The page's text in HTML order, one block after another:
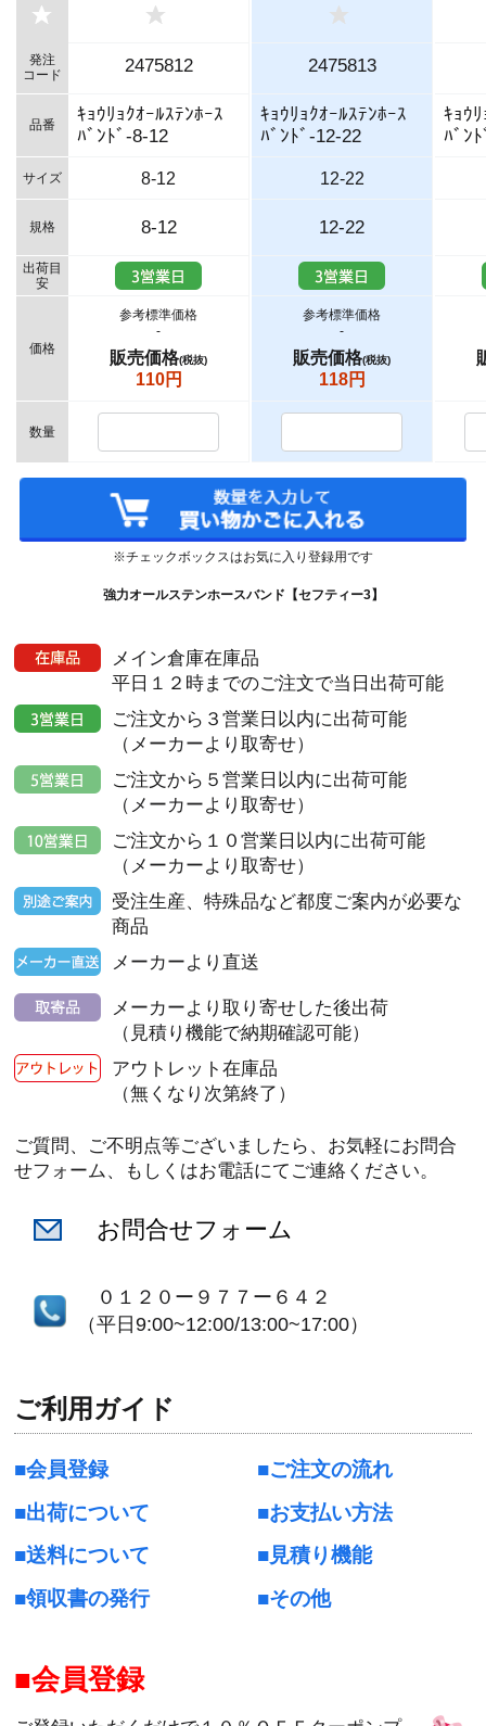
※チェックボックスはお気に入り登録用です
強力オールステンホースバンド【セフティー3】
発注
コード
品番
サイズ
規格
出荷目
安
価格
数量
2475812
ｷｮｳﾘｮｸｵｰﾙｽﾃﾝﾎｰｽ
ﾊﾞﾝﾄﾞ-8-12
8-12
8-12
参考標準価格
-
販売価格(税抜)
110円
2475813
ｷｮｳﾘｮｸｵｰﾙｽﾃﾝﾎｰｽ
ﾊﾞﾝﾄﾞ-12-22
12-22
12-22
参考標準価格
-
販売価格(税抜)
118円
ｷｮｳ
ﾊﾞﾝ
メイン倉庫在庫品
平日１２時までのご注文で当日出荷可能
ご注文から３営業日以内に出荷可能
（メーカーより取寄せ）
ご注文から５営業日以内に出荷可能
（メーカーより取寄せ）
ご注文から１０営業日以内に出荷可能
（メーカーより取寄せ）
受注生産、特殊品など都度ご案内が必要な
商品
メーカーより直送
メーカーより取り寄せした後出荷
（見積り機能で納期確認可能）
アウトレット在庫品
（無くなり次第終了）
ご質問、ご不明点等ございましたら、お気軽にお問合
せフォーム、もしくはお電話にてご連絡ください。
お問合せフォーム
０１２０ー９７７ー６４２
（平日9:00~12:00/13:00~17:00）
ご利用ガイド
会員登録
ご注文の流れ
出荷について
お支払い方法
送料について
見積り機能
領収書の発行
その他
会員登録